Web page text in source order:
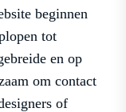
beginnen
tot
en op
om contact
of